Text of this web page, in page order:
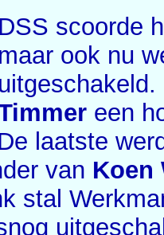
DSS scoorde
maar ook nu
een
laatste
van Koen
stal